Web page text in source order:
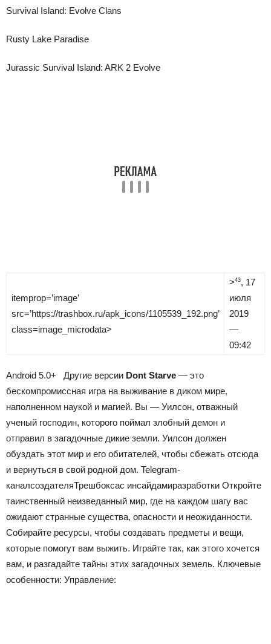
Survival Island: Evolve Clans
Rusty Lake Paradise
Jurassic Survival Island: ARK 2 Evolve
itemprop=’image’
src=’https://trashbox.ru/apk_icons/1105539_192.png’
class=image_microdata>
>43, 17
июля
2019
—
09:42
Android 5.0+ Другие версии Dont Starve — это
бескомпромиссная игра на выживание в диком мире,
наполненном наукой и магией. Вы — Уилсон, отважный
ученый господин, которого поймал злобный демон и
отправил в загадочные дикие земли. Уилсон должен
обуздать этот мир и его обитателей, чтобы сбежать отсюда
и вернуться в свой родной дом. Telegram-
каналсоздателяТрешбоксас инсайдамиразработки Откройте
таинственный неизведанный мир, где на каждом шагу вас
ожидают странные существа, опасности и неожиданности.
Собирайте ресурсы, чтобы создавать предметы и вещи,
которые помогут вам выжить. Играйте так, как этого хочется
вам, и разгадайте тайны этих загадочных земель. Ключевые
особенности: Управление: